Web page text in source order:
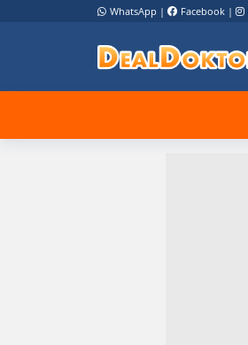
WhatsApp | Facebook |